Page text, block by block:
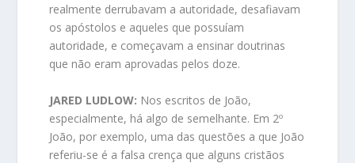
realmente derrubavam a autoridade, desafiavam
os apóstolos e aqueles que possuíam
autoridade, e começavam a ensinar doutrinas
que não eram aprovadas pelos doze.
JARED LUDLOW: Nos escritos de João,
especialmente, há algo de semelhante. Em 2º
João, por exemplo, uma das questões a que João
referiu-se é a falsa crença que alguns cristãos